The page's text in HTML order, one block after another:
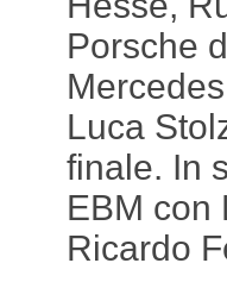
Porsche
Luca
finale. In
EBM con
Ricardo